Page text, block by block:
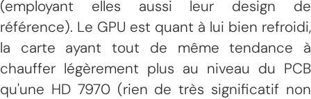
(employant elles aussi leur design de
référence). Le GPU est quant à lui bien refroidi,
la carte ayant tout de même tendance à
chauffer légèrement plus au niveau du PCB
qu'une HD 7970 (rien de très significatif non